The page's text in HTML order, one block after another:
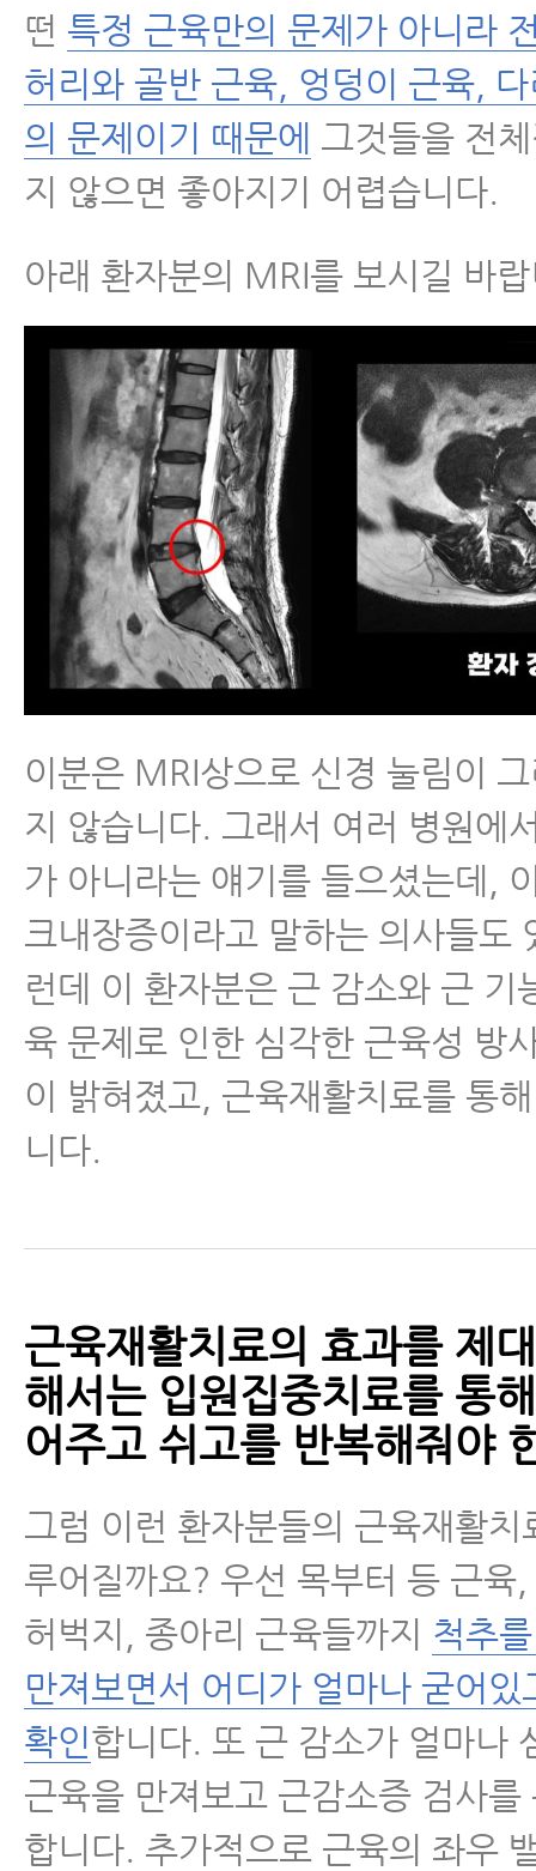
떤 특정 근육만의 문제가 아니라
허리와 골반 근육, 엉덩이 근육,
의 문제이기 때문에 그것들을 전
지 않으면 좋아지기 어렵습니다.
아래 환자분의 MRI를 보시길 바
이분은 MRI상으로 신경 눌림이
지 않습니다. 그래서 여러 병원에
가 아니라는 얘기를 들으셨는데,
크내장증이라고 말하는 의사들도
런데 이 환자분은 근 감소와 근 기
육 문제로 인한 심각한 근육성 방
이 밝혀졌고, 근육재활치료를 통
니다.
근육재활치료의 효과를 제
해서는 입원집중치료를 통
어주고 쉬고를 반복해줘야
그럼 이런 환자분들의 근육재활치
루어질까요? 우선 목부터 등 근육
허벅지, 종아리 근육들까지 척추
만져보면서 어디가 얼마나 굳어있
확인합니다. 또 근 감소가 얼마나
근육을 만져보고 근감소증 검사를
합니다. 추가적으로 근육의 좌우